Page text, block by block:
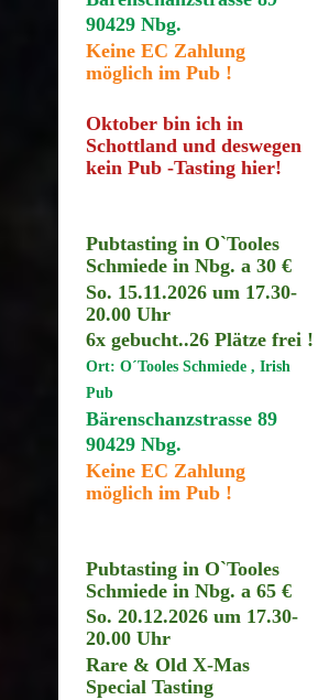
90429 Nbg.
Keine EC Zahlung
möglich im Pub !
Oktober bin ich in
Schottland und deswegen
kein Pub -Tasting hier!
Pubtasting in O`Tooles
Schmiede in Nbg. a 30 €
So. 15.11.2026 um 17.30-
20.00 Uhr
6x gebucht..26 Plätze frei !
Ort: O´Tooles Schmiede , Irish
Pub
Bärenschanzstrasse 89
90429 Nbg.
Keine EC Zahlung
möglich im Pub !
Pubtasting in O`Tooles
Schmiede in Nbg. a 65 €
So. 20.12.2026 um 17.30-
20.00 Uhr
Rare & Old X-Mas
Special Tasting